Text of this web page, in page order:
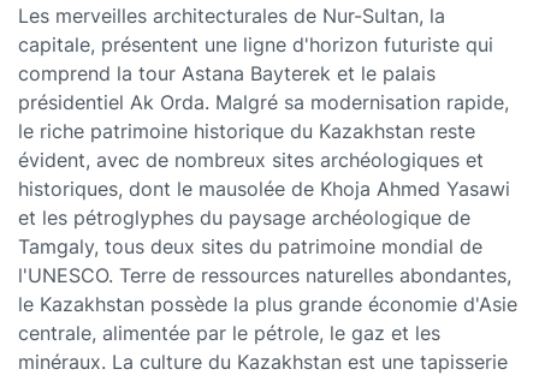
Les merveilles architecturales de Nur-Sultan, la
capitale, présentent une ligne d'horizon futuriste qui
comprend la tour Astana Bayterek et le palais
présidentiel Ak Orda. Malgré sa modernisation rapide,
le riche patrimoine historique du Kazakhstan reste
évident, avec de nombreux sites archéologiques et
historiques, dont le mausolée de Khoja Ahmed Yasawi
et les pétroglyphes du paysage archéologique de
Tamgaly, tous deux sites du patrimoine mondial de
l'UNESCO. Terre de ressources naturelles abondantes,
le Kazakhstan possède la plus grande économie d'Asie
centrale, alimentée par le pétrole, le gaz et les
minéraux. La culture du Kazakhstan est une tapisserie